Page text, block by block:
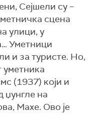
Сејшели су –
сцена
улици, у
Уметници
и за туристе. Но,
уметника
(1937) који и
џунгле на
Махе. Ово је